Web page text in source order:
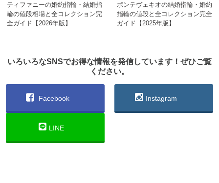
ティファニーの婚約指輪・結婚指
輪の値段相場と全コレクション完
全ガイド【2026年版】
ポンテヴェキオの結婚指輪・婚約
指輪の値段と全コレクション完全
ガイド【2025年版】
いろいろなSNSでお得な情報を発信しています！ぜひご覧
ください。
Facebook Instagram
LINE